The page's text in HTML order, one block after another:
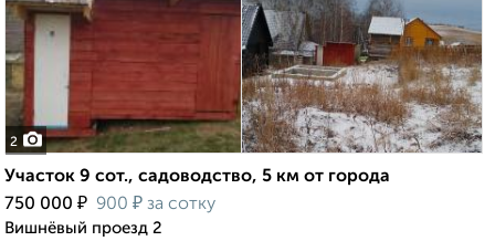
2
Участок 9 сот., садоводство, 5 км от города
750 000 ₽ 900 ₽ за сотку
Вишнёвый проезд 2